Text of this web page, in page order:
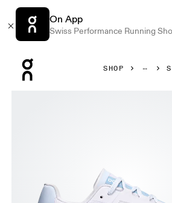
On App
Swiss Performance Running
SHOP